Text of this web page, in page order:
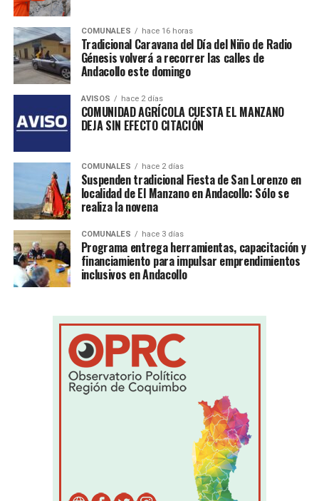
COMUNALES hace 16 horas
Tradicional Caravana del Día del Niño de Radio
Génesis volverá a recorrer las calles de
Andacollo este domingo
AVISOS hace 2 días
COMUNIDAD AGRÍCOLA CUESTA EL MANZANO
DEJA SIN EFECTO CITACIÓN
COMUNALES hace 2 días
Suspenden tradicional Fiesta de San Lorenzo en
localidad de El Manzano en Andacollo: Sólo se
realiza la novena
COMUNALES hace 3 días
Programa entrega herramientas, capacitación y
financiamiento para impulsar emprendimientos
inclusivos en Andacollo